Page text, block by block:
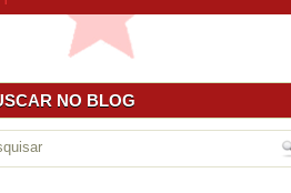
NO BLOG